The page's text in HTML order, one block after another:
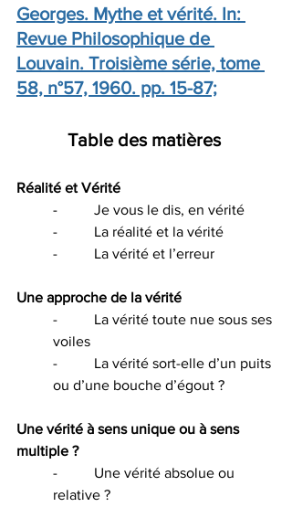
Georges. Mythe et vérité. In:
Revue Philosophique de
Louvain. Troisième série, tome
58, n°57, 1960. pp. 15-87;
Table des matières
Réalité et Vérité
-          Je vous le dis, en vérité
-          La réalité et la vérité
-          La vérité et l’erreur
Une approche de la vérité
-          La vérité toute nue sous ses
voiles
-          La vérité sort-elle d’un puits
ou d’une bouche d’égout ?
Une vérité à sens unique ou à sens
multiple ?
-          Une vérité absolue ou
relative ?